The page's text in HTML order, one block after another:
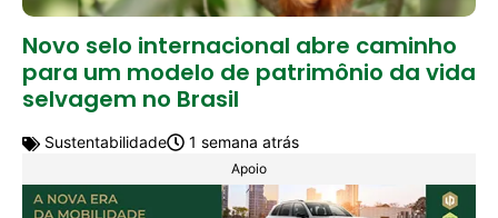
Novo selo internacional abre caminho
para um modelo de patrimônio da vida
selvagem no Brasil
Sustentabilidade 1 semana atrás
Apoio